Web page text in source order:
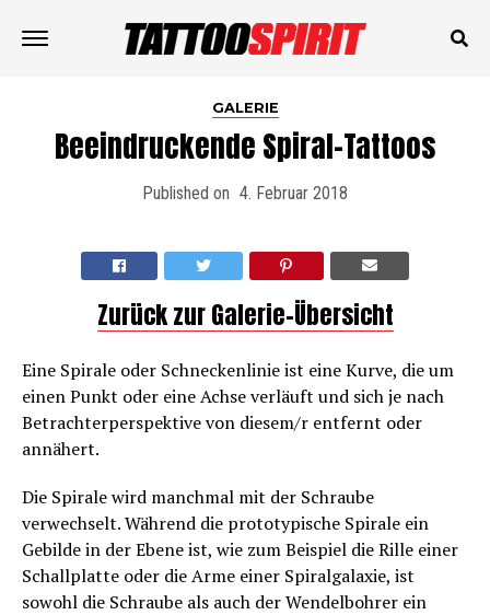
GALERIE
Beeindruckende Spiral-Tattoos
Published on 4. Februar 2018
Zurück zur Galerie-Übersicht
Eine Spirale oder Schneckenlinie ist eine Kurve, die um
einen Punkt oder eine Achse verläuft und sich je nach
Betrachterperspektive von diesem/r entfernt oder
annähert.
Die Spirale wird manchmal mit der Schraube
verwechselt. Während die prototypische Spirale ein
Gebilde in der Ebene ist, wie zum Beispiel die Rille einer
Schallplatte oder die Arme einer Spiralgalaxie, ist
sowohl die Schraube als auch der Wendelbohrer ein